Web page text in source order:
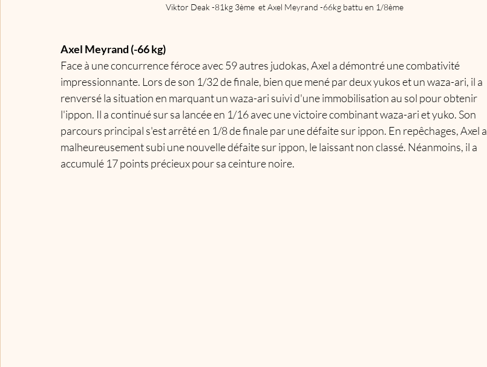
Viktor Deak -81kg 3ème  et Axel Meyrand -66kg battu en 1/8ème
Axel Meyrand (-66 kg)
Face à une concurrence féroce avec 59 autres judokas, Axel a démontré une combativité
impressionnante. Lors de son 1/32 de finale, bien que mené par deux yukos et un waza-ari, il a
renversé la situation en marquant un waza-ari suivi d'une immobilisation au sol pour obtenir
l'ippon. Il a continué sur sa lancée en 1/16 avec une victoire combinant waza-ari et yuko. Son
parcours principal s'est arrêté en 1/8 de finale par une défaite sur ippon. En repêchages, Axel a
malheureusement subi une nouvelle défaite sur ippon, le laissant non classé. Néanmoins, il a
accumulé 17 points précieux pour sa ceinture noire.​